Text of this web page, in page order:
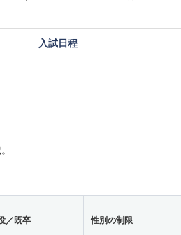
入試日程
／既卒
性別の制限